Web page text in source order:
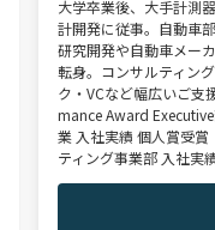
大学卒業後、大手計測
計開発に従事。自動車
研究開発や自動車メー
転身。コンサルティン
ク・VCなど幅広いご支
mance Award
業 入社実績 個人賞受
ティング事業部 入社実